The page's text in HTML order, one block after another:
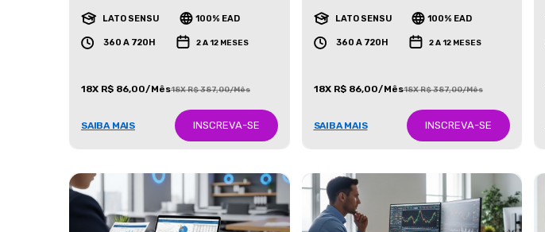
LATO SENSU 100% EAD
360 A 720H 2 A 12 MESES
18X R$ 86,00/Mês18X R$ 387,00/Mês
SAIBA MAIS INSCREVA-SE
LATO SENSU 100% EAD
360 A 720H 2 A 12 MESES
18X R$ 86,00/Mês18X R$ 387,00/Mês
SAIBA MAIS INSCREVA-SE